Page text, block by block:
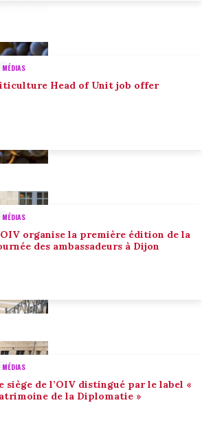
MÉDIAS
Head of Unit job offer
MÉDIAS
organise la première édition de la
des ambassadeurs à Dijon
MÉDIAS
siège de l’OIV distingué par le label «
de la Diplomatie »